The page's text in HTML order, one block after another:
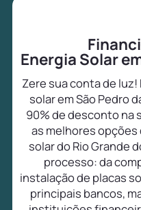
Energia Solar
Zere sua conta de
solar em São Pedro
90% de desconto na
as melhores
solar do Rio Grande
processo: da
instalação de placas
principais bancos,